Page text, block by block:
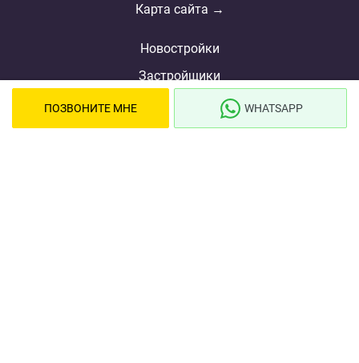
Карта сайта →
Новостройки
Застройщики
Новости
ПОЗВОНИТЕ МНЕ WHATSAPP